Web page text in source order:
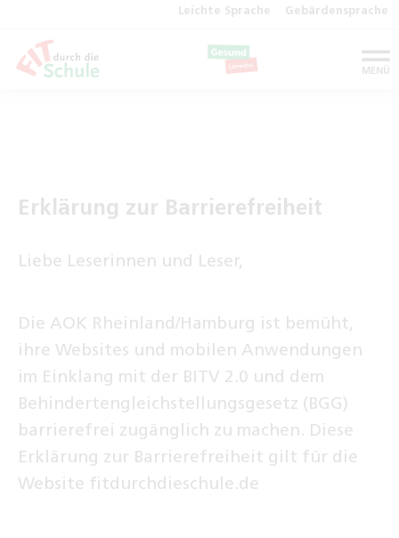
Leichte Sprache Gebärdensprache
menu
MENÜ
Erklärung zur Barrierefreiheit
Liebe Leserinnen und Leser,
Die AOK Rheinland/Hamburg ist bemüht,
ihre Websites und mobilen Anwendungen
im Einklang mit der BITV 2.0 und dem
Behindertengleichstellungsgesetz (BGG)
barrierefrei zugänglich zu machen. Diese
Erklärung zur Barrierefreiheit gilt für die
Website fitdurchdieschule.de